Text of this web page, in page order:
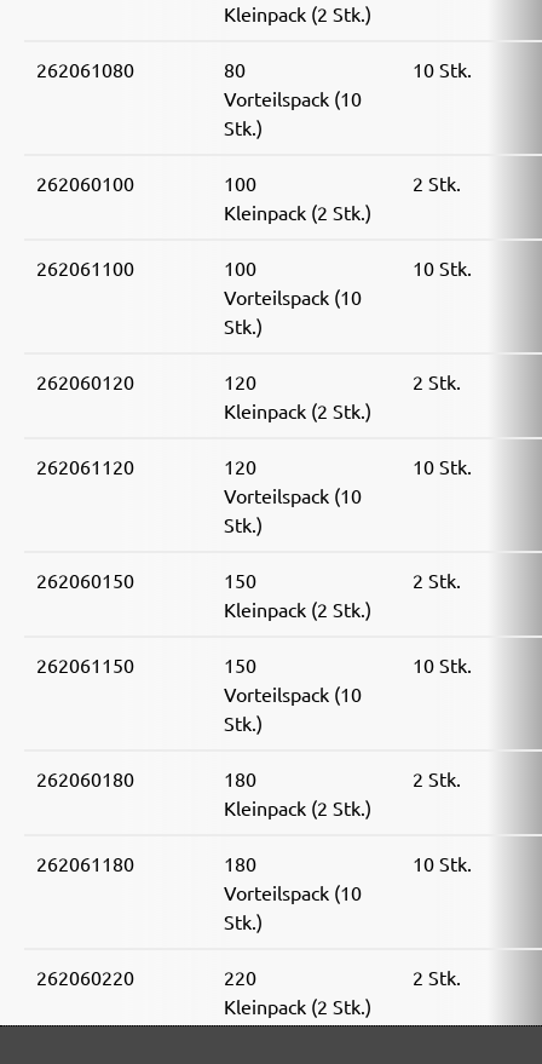
Kleinpack (2 Stk.)
262061080
80
Vorteilspack (10
Stk.)
10 Stk.
262060100
100
Kleinpack (2 Stk.)
2 Stk.
262061100
100
Vorteilspack (10
Stk.)
10 Stk.
262060120
120
Kleinpack (2 Stk.)
2 Stk.
262061120
120
Vorteilspack (10
Stk.)
10 Stk.
262060150
150
Kleinpack (2 Stk.)
2 Stk.
262061150
150
Vorteilspack (10
Stk.)
10 Stk.
262060180
180
Kleinpack (2 Stk.)
2 Stk.
262061180
180
Vorteilspack (10
Stk.)
10 Stk.
262060220
220
Kleinpack (2 Stk.)
2 Stk.